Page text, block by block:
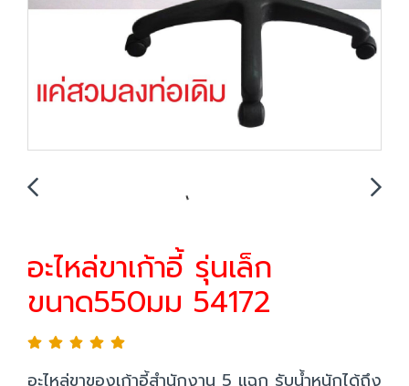
อะไหล่ขาเก้าอี้ รุ่นเล็ก
ขนาด550มม 54172
อะไหล่ขาของเก้าอี้สำนักงาน 5 แฉก รับน้ำหนักได้ถึง